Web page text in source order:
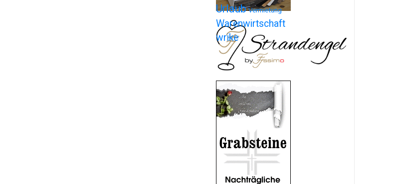
Urlaub Vermietung
Warenwirtschaft
wrike